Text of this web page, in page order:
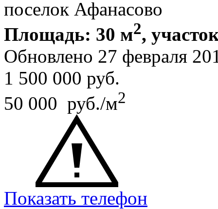
поселок Афанасово
Площадь: 30 м2,
Обновлено 27 февраля
1 500 000 руб.
50 000 руб./м2
Показать телефон